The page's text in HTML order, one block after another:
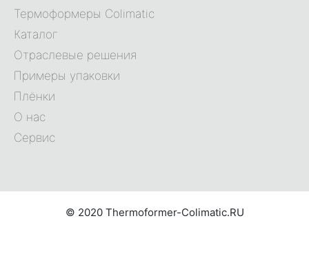
Термоформеры Colimatic
Каталог
Отраслевые решения
Примеры упаковки
Плёнки
О нас
Сервис
© 2020 Thermoformer-Colimatic.RU